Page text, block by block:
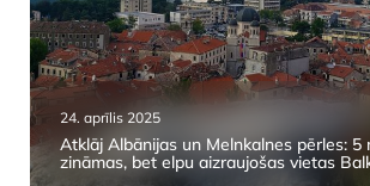
24. aprīlis 2025
Atklāj Albānijas un Melnkalnes pērles: 5
zināmas, bet elpu aizraujošas vietas